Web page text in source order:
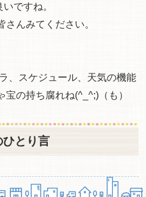
いですね。
さんみてください。
、スケジュール、天気の機能
の持ち腐れね(^_^;)（も）
ひとり言